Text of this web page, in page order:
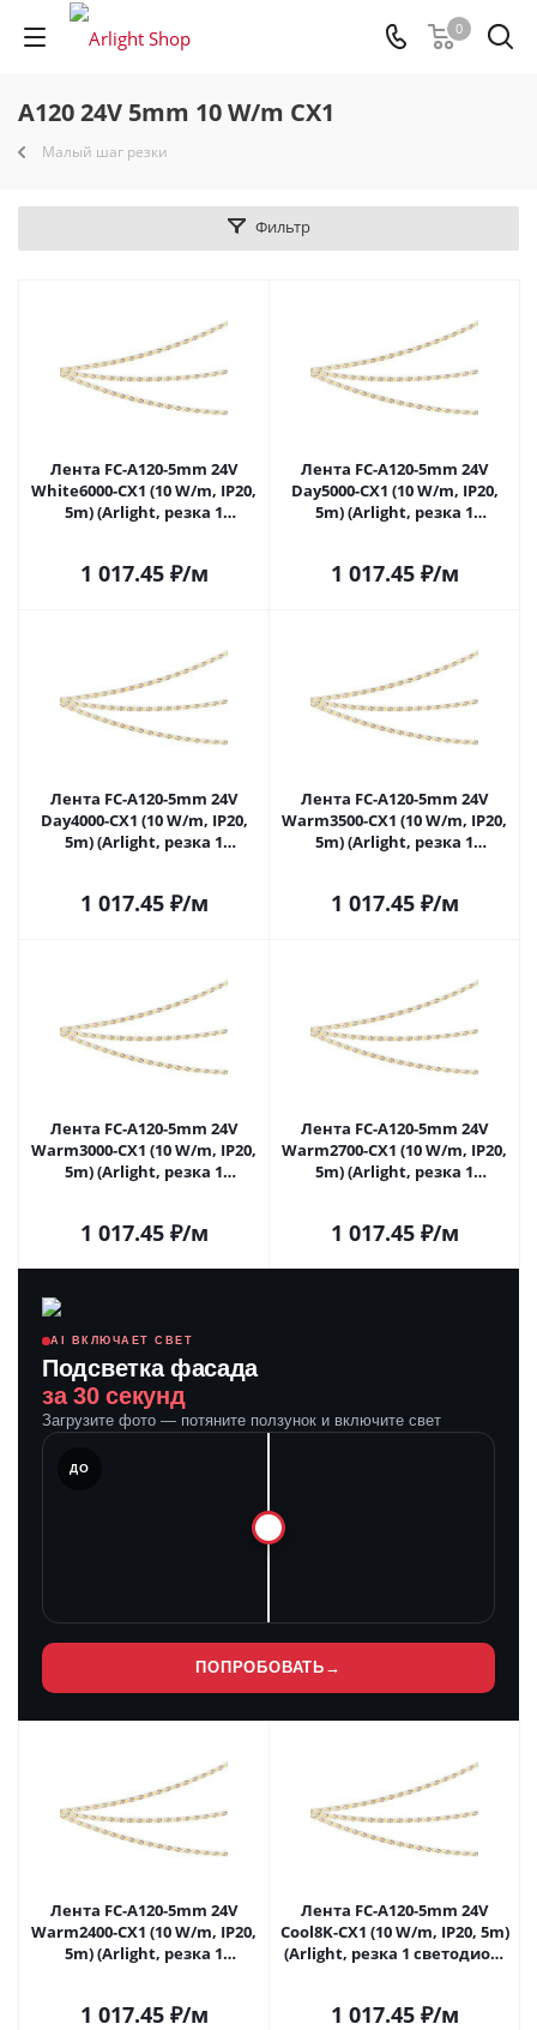
0
A120 24V 5mm 10 W/m CX1
Малый шаг резки
Фильтр
Лента FC-A120-5mm 24V
White6000-CX1 (10 W/m, IP20,
5m) (Arlight, резка 1
1 017.45₽/м
Лента FC-A120-5mm 24V
Day5000-CX1 (10 W/m, IP20,
5m) (Arlight, резка 1
1 017.45₽/м
Лента FC-A120-5mm 24V
Day4000-CX1 (10 W/m, IP20,
5m) (Arlight, резка 1
1 017.45₽/м
Лента FC-A120-5mm 24V
Warm3500-CX1 (10 W/m, IP20,
5m) (Arlight, резка 1
1 017.45₽/м
Лента FC-A120-5mm 24V
Warm3000-CX1 (10 W/m, IP20,
5m) (Arlight, резка 1
1 017.45₽/м
Лента FC-A120-5mm 24V
Warm2700-CX1 (10 W/m, IP20,
5m) (Arlight, резка 1
1 017.45₽/м
AI ВКЛЮЧАЕТ СВЕТ
Подсветка фасада
за 30 секунд
Загрузите фото — потяните ползунок и включите свет
ДО
ПОПРОБОВАТЬ →
Лента FC-A120-5mm 24V
Warm2400-CX1 (10 W/m, IP20,
5m) (Arlight, резка 1
1 017.45₽/м
Лента FC-A120-5mm 24V
Сool8K-CX1 (10 W/m, IP20, 5m)
(Arlight, резка 1 светодиод)
1 017.45₽/м